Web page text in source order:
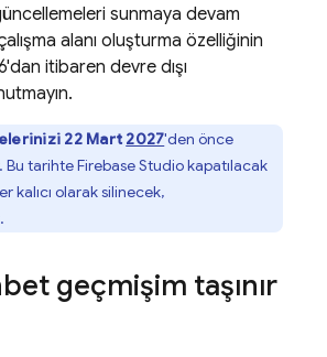
sunmaya devam
alanı oluşturma özelliğinin
itibaren devre dışı
22 Mart 2027'den önce
Bu tarihteFirebase Studiokapatılacak
kalıcı olarak silinecek,
geçmişim taşınır